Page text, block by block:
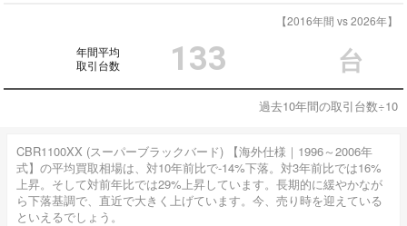
【2016年間 vs 2026年】
年間平均
取引台数
133 台
過去10年間の取引台数÷10
CBR1100XX (スーパーブラックバード) 【海外仕様｜1996～2006年
式】の平均買取相場は、対10年前比で-14%下落。対3年前比では16%
上昇。そして対前年比では29%上昇しています。長期的に緩やかなが
ら下落基調で、直近で大きく上げています。今、売り時を迎えている
といえるでしょう。